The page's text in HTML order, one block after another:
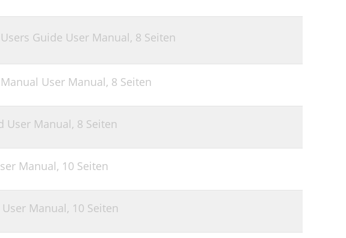
Users Guide User Manual, 8 Seiten
Manual User Manual, 8 Seiten
User Manual, 8 Seiten
Manual, 10 Seiten
User Manual, 10 Seiten